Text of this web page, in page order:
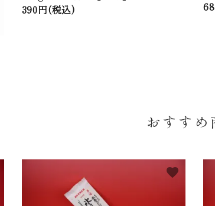
390円(税込)
おすすめ
favorite